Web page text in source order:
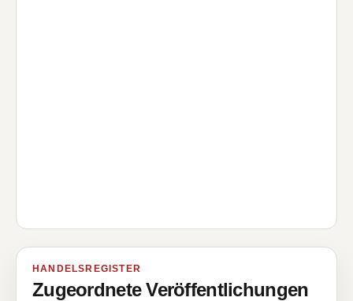
HANDELSREGISTER
Zugeordnete Veröffentlichungen